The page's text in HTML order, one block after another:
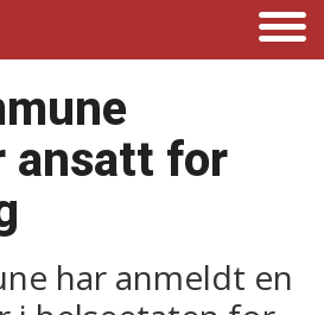
ansatt for
har anmeldt en